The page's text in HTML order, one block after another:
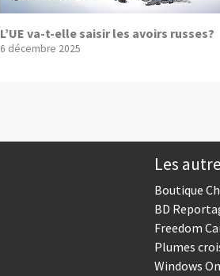
L’UE va-t-elle saisir les avoirs russes?
6 décembre 2025
Les
Boutique
BD
Freedom
Plumes
Windows